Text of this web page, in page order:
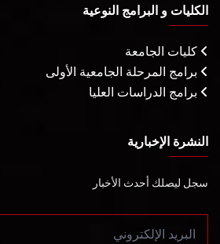
الكليات و البرامج النوعية
كليات الجامعة
برامج المرحلة الجامعية الأولى
برامج الدراسات العليا
النشرة الإخبارية
سجل ليصلك أحدث الأخبار